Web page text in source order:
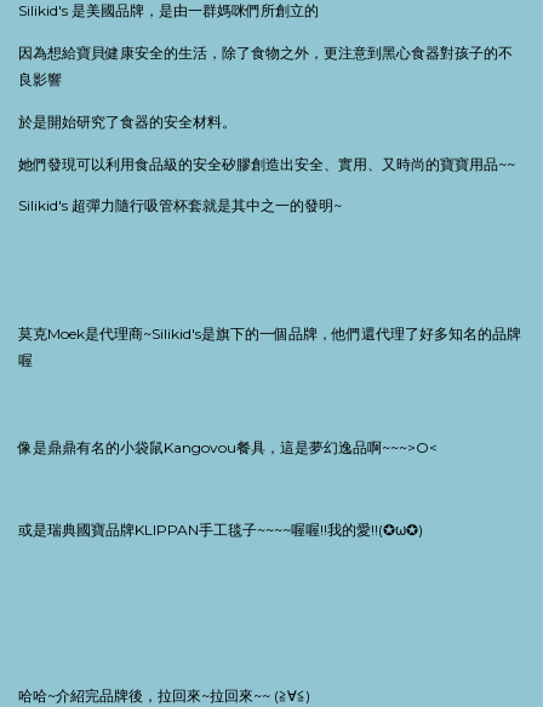
Silikid's 是美國品牌，是由一群媽咪們所創立的
因為想給寶貝健康安全的生活，除了食物之外，更注意到黑心食器對孩子的不
良影響
於是開始研究了食器的安全材料。
她們發現可以利用食品級的安全矽膠創造出安全、實用、又時尚的寶寶用品~~
Silikid's 超彈力隨行吸管杯套就是其中之一的發明~
莫克Moek是代理商~Silikid's是旗下的一個品牌，他們還代理了好多知名的品牌
喔
像是鼎鼎有名的小袋鼠Kangovou餐具，這是夢幻逸品啊~~~>O<
或是瑞典國寶品牌KLIPPAN手工毯子~~~~喔喔!!我的愛!!(✪ω✪)
哈哈~介紹完品牌後，拉回來~拉回來~~ (≧∀≦)